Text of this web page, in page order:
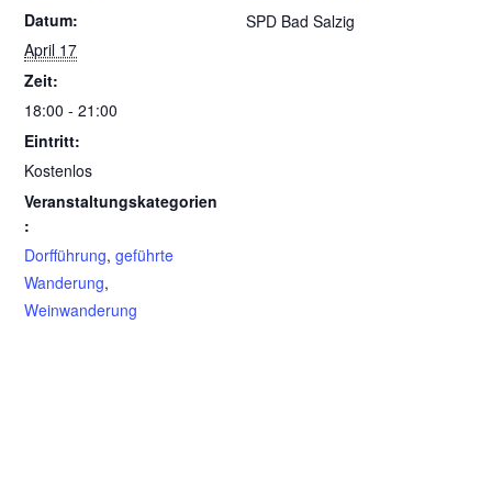
Datum:
April 17
Zeit:
18:00 - 21:00
Eintritt:
Kostenlos
Veranstaltungskategorien
:
Dorfführung,geführte
Wanderung,
Weinwanderung
SPD Bad Salzig